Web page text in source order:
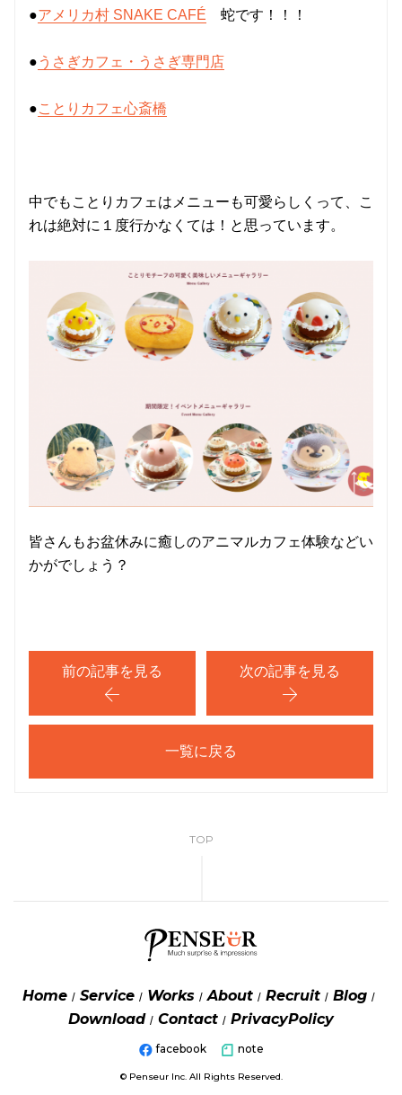
●アメリカ村 SNAKE CAFÉ 蛇です！！！
● うさぎカフェ・うさぎ専門店
●ことりカフェ心斎橋
中でもことりカフェはメニューも可愛らしくって、こ
れは絶対に１度行かなくては！と思っています。
皆さんもお盆休みに癒しのアニマルカフェ体験などい
かがでしょう？
前の記事を見る
一覧に戻る
次の記事を見る
TOP
Home Service Works About Recruit
Blog
Download
Contact PrivacyPolicy
facebook note
© Penseur Inc. All Rights Reserved.